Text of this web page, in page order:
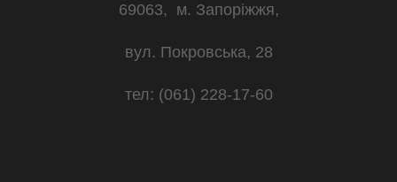
69063, м. Запоріжжя,
вул. Покровська, 28
тел: (061) 228-17-60